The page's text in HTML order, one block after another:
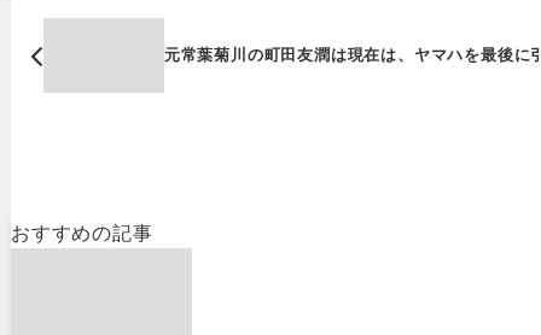
元常葉菊川の町田友潤は現在は、ヤマハを最後に
おすすめの記事